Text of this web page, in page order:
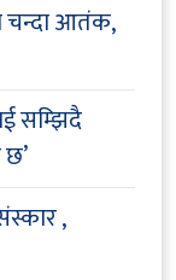
चन्दा आतंक,
सम्झिदै
,